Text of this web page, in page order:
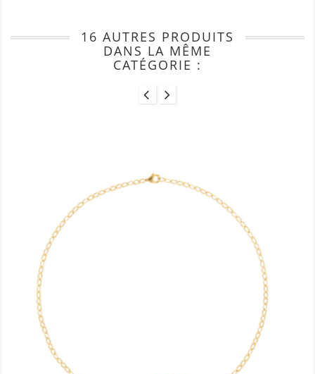
16 AUTRES PRODUITS
DANS LA MÊME
CATÉGORIE :